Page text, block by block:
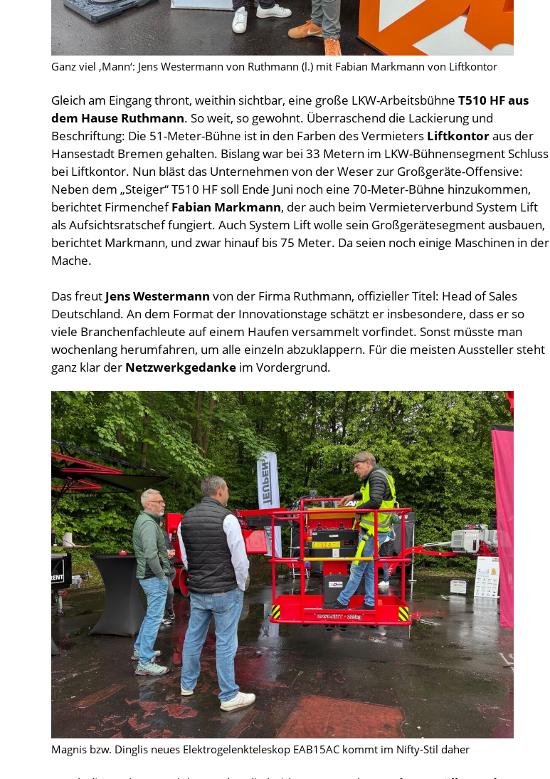
Ganz viel ‚Mann‘: Jens Westermann von Ruthmann (l.) mit Fabian Markmann von Liftkontor
Gleich am Eingang thront, weithin sichtbar, eine große LKW-Arbeitsbühne T510 HF aus
dem Hause Ruthmann. So weit, so gewohnt. Überraschend die Lackierung und
Beschriftung: Die 51-Meter-Bühne ist in den Farben des Vermieters Liftkontoraus der
Hansestadt Bremen gehalten. Bislang war bei 33 Metern im LKW-Bühnensegment Schluss
bei Liftkontor. Nun bläst das Unternehmen von der Weser zur Großgeräte-Offensive:
Neben dem „Steiger“ T510 HF soll Ende Juni noch eine 70-Meter-Bühne hinzukommen,
berichtet FirmenchefFabian Markmann, der auch beim Vermieterverbund System Lift
als Aufsichtsratschef fungiert. Auch System Lift wolle sein Großgerätesegment ausbauen,
berichtet Markmann, und zwar hinauf bis 75 Meter. Da seien noch einige Maschinen in der
Mache.
Das freut Jens Westermann von der Firma Ruthmann, offizieller Titel: Head of Sales
Deutschland. An dem Format der Innovationstage schätzt er insbesondere, dass er so
viele Branchenfachleute auf einem Haufen versammelt vorfindet. Sonst müsste man
wochenlang herumfahren, um alle einzeln abzuklappern. Für die meisten Aussteller steht
ganz klar der Netzwerkgedanke im Vordergrund.
Magnis bzw. Dinglis neues Elektrogelenkteleskop EAB15AC kommt im Nifty-Stil daher